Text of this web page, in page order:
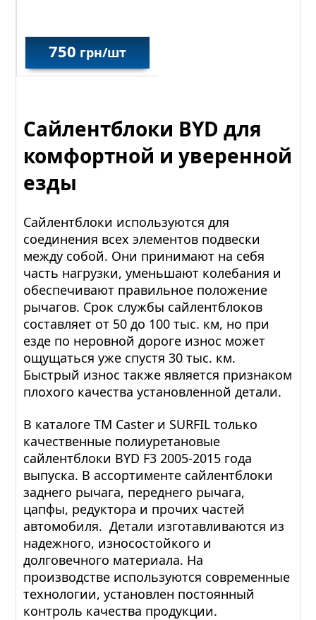
750 грн/шт
Сайлентблоки BYD для
комфортной и уверенной
езды
Сайлентблоки используются для
соединения всех элементов подвески
между собой. Они принимают на себя
часть нагрузки, уменьшают колебания и
обеспечивают правильное положение
рычагов. Срок службы сайлентблоков
составляет от 50 до 100 тыс. км, но при
езде по неровной дороге износ может
ощущаться уже спустя 30 тыс. км.
Быстрый износ также является признаком
плохого качества установленной детали.
В каталоге TM Caster и SURFIL только
качественные полиуретановые
сайлентблоки BYD F3 2005-2015 года
выпуска. В ассортименте сайлентблоки
заднего рычага, переднего рычага,
цапфы, редуктора и прочих частей
автомобиля. Детали изготавливаются из
надежного, износостойкого и
долговечного материала. На
производстве используются современные
технологии, установлен постоянный
контроль качества продукции.